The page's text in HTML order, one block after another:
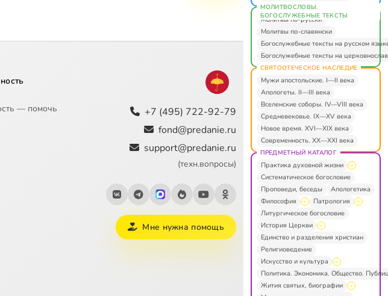
— помочь
+7 (495) 722-92-79
fond@predanie.ru
support@predanie.ru
(техн.вопросы)
Мне нужна помощь
МОЛИТВОСЛОВЫ.
БОГОСЛУЖЕБНЫЕ ТЕКСТЫ
Молитвы по-русски
Молитвы по-славянски
Богослужебные тексты на русском
Богослужебные тексты на
СВЯТООТЕЧЕСКОЕ НАСЛЕДИЕ
Мужи апостольские. I—II века
Апологеты. II—III века
Вселенские соборы. IV—VIII века
Средневековье. IX—XV века
Новое время. XVI—XIX века
Современность. XX—XXI века
ПРЕДМЕТНЫЙ КАТАЛОГ
Практика духовной жизни
Систематическое богословие
Проповеди, беседы
Апологетика
Философия
Патрология
Литургическое богословие
История Церкви
Единство и разделения христиан
Религиоведение
Искусство и культура
Политика. Экономика. Общество.
Жития святых, биографии